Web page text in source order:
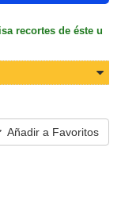
recortes de éste u
Añadir a Favoritos